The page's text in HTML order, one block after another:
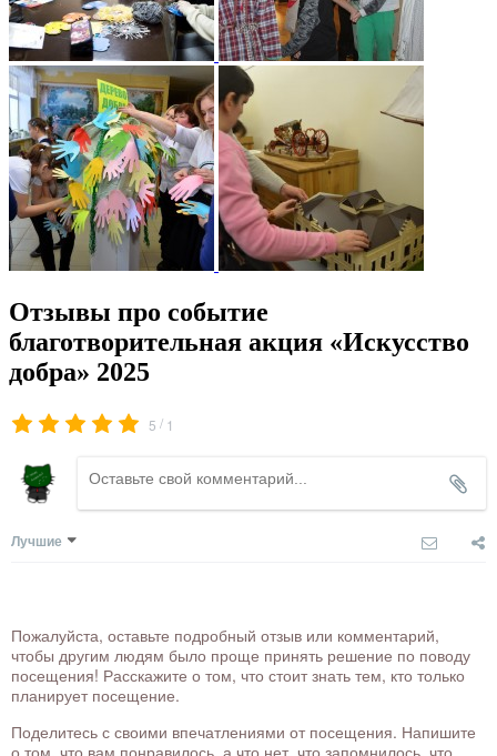
Отзывы про событие
благотворительная акция «Искусство
добра» 2025
5 / 1
Лучшие
Пожалуйста, оставьте подробный отзыв или комментарий,
чтобы другим людям было проще принять решение по поводу
посещения! Расскажите о том, что стоит знать тем, кто только
планирует посещение.
Поделитесь с своими впечатлениями от посещения. Напишите